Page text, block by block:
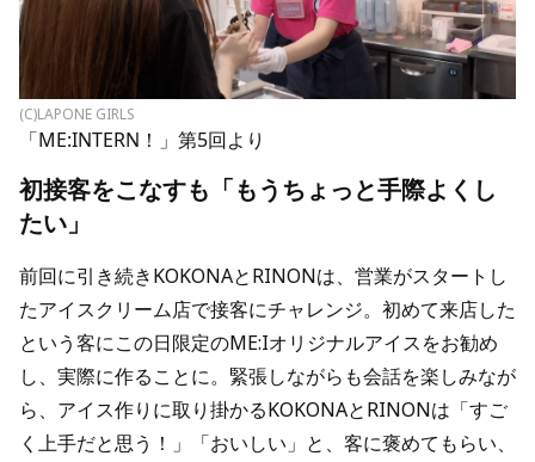
(C)LAPONE GIRLS
「ME:INTERN！」第5回より
初接客をこなすも「もうちょっと手際よくし
たい」
前回に引き続きKOKONAとRINONは、営業がスタートし
たアイスクリーム店で接客にチャレンジ。初めて来店した
という客にこの日限定のME:Iオリジナルアイスをお勧め
し、実際に作ることに。緊張しながらも会話を楽しみなが
ら、アイス作りに取り掛かるKOKONAとRINONは「すご
く上手だと思う！」「おいしい」と、客に褒めてもらい、